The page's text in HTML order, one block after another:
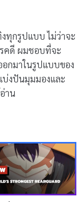
Nozaki-
ายเดือนโน
พิเศษที่ผสมผสาน
ตัว แต่ก็มีบางจุดที่
ตัวละครหลักที่มัก
ยครั้งนำไปสู่ความ
ะที่จะเข้าใกล้โน
ามรู้สึกของเธอ
ทุกรูปแบบ ไม่ว่าจะ
คดี ผมชอบที่จะ
อกมาในรูปแบบของ
บ่งปันมุมมองและ
าน